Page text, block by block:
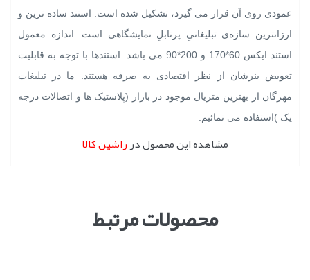
عمودی روی آن قرار می گیرد، ‏تشکیل شده است. استند ساده ترین و
ارزانترین سازه‌ی تبلیغاتیِ پرتابلِ نمایشگاهی است. ‏اندازه معمول
استند ایکس 60*170 و 200*90 می باشد. استندها با توجه به قابلیت
تعویض بنرشان از نظر اقتصادی به ‏صرفه هستند. ما در تبلیغات
مهرگان از بهترین متریال موجود در بازار (پلاستیک ها و اتصالات درجه
یک )استفاده می نمائیم.
مشاهده این محصول درراشین کالا
محصولات مرتبط